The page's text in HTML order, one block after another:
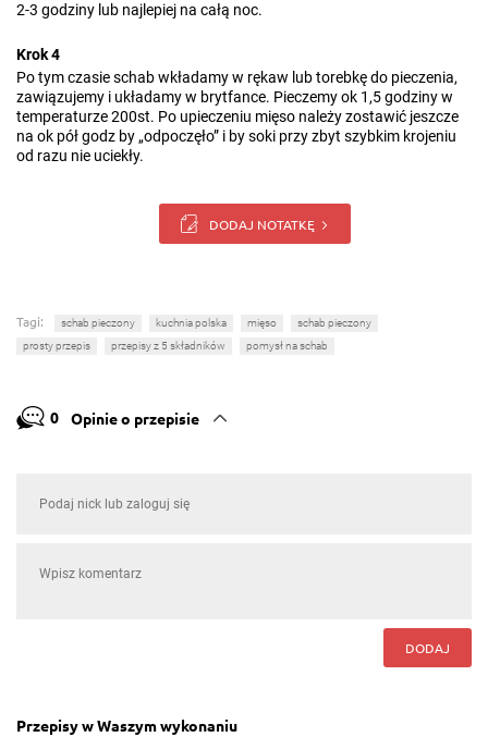
2-3 godziny lub najlepiej na całą noc.
Krok 4
Po tym czasie schab wkładamy w rękaw lub torebkę do pieczenia,
zawiązujemy i układamy w brytfance. Pieczemy ok 1,5 godziny w
temperaturze 200st. Po upieczeniu mięso należy zostawić jeszcze
na ok pół godz by „odpoczęło” i by soki przy zbyt szybkim krojeniu
od razu nie uciekły.
DODAJ NOTATKĘ
Tagi: schab pieczony kuchnia polska mięso
schab pieczony
prosty przepis
przepisy z 5 składników pomysł na schab
0 Opinie o przepisie
DODAJ
Przepisy w Waszym wykonaniu